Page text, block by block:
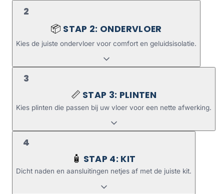
2
📦 STAP 2: ONDERVLOER
Kies de juiste ondervloer voor comfort en geluidsisolatie.
3
📏 STAP 3: PLINTEN
Kies plinten die passen bij uw vloer voor een nette afwerking.
4
🧴 STAP 4: KIT
Dicht naden en aansluitingen netjes af met de juiste kit.